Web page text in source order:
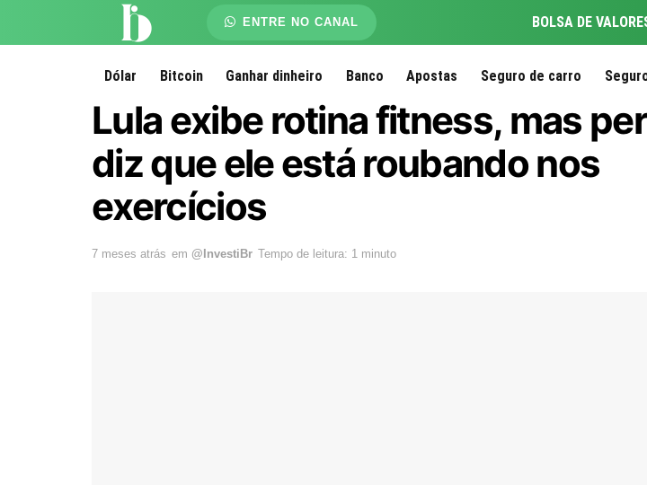
ENTRE NO CANAL BOLSA DE
Dólar Bitcoin Ganhar dinheiro Banco Apostas Seguro de carro
Lula exibe rotina fitness, mas
diz que ele está roubando nos
exercícios
7 meses atrás em @InvestiBr Tempo de leitura: 1 minuto